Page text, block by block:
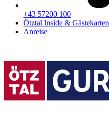
+43 57200 100
Ötztal Inside & Gästekarten
Anreise